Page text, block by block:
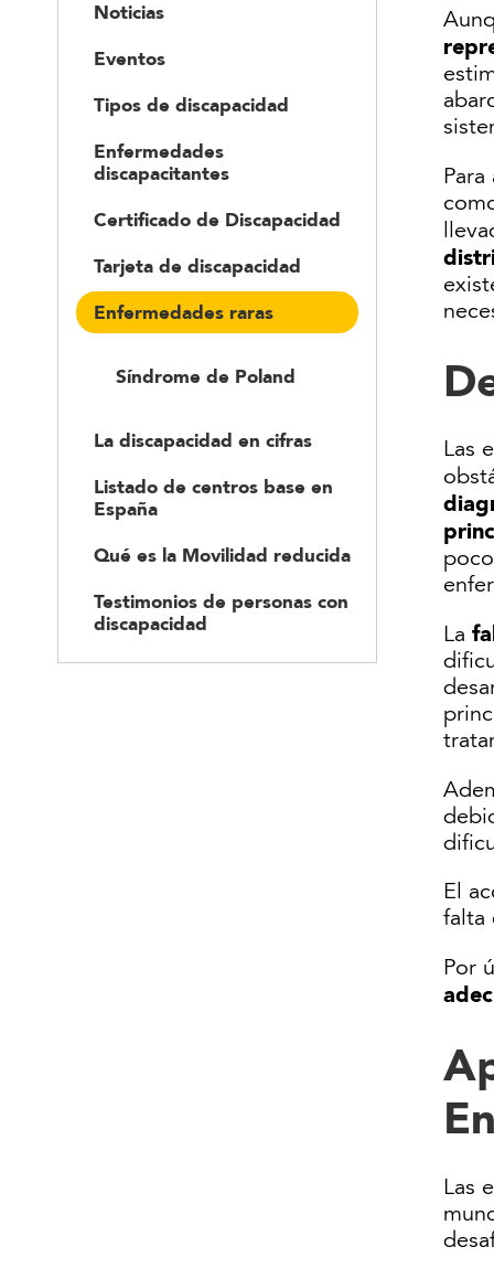
Noticias
Eventos
Tipos de discapacidad
Enfermedades
discapacitantes
Certificado de Discapacidad
Tarjeta de discapacidad
Enfermedades raras
Síndrome de Poland
La discapacidad en cifras
Listado de centros base en
España
Qué es la Movilidad reducida
Testimonios de personas con
discapacidad
Las
La
El
falta
Por
Las